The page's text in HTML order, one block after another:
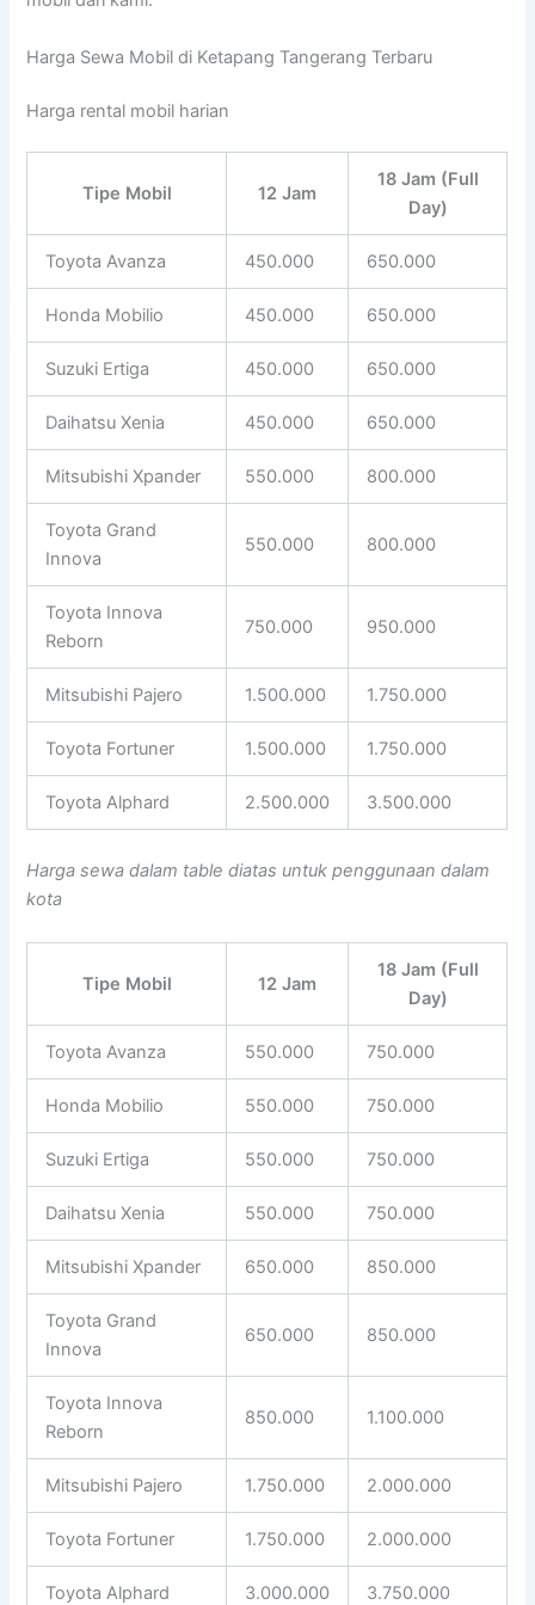
Harga Sewa Mobil di Ketapang Tangerang Terbaru
Harga rental mobil harian
Tipe Mobil 12 Jam
18 Jam (Full
Day)
Toyota Avanza 450.000 650.000
Honda Mobilio 450.000 650.000
Suzuki Ertiga 450.000 650.000
Daihatsu Xenia 450.000 650.000
Mitsubishi Xpander 550.000 800.000
Toyota Grand
Innova
550.000 800.000
Toyota Innova
Reborn
750.000 950.000
Mitsubishi Pajero 1.500.000 1.750.000
Toyota Fortuner 1.500.000 1.750.000
Toyota Alphard 2.500.000 3.500.000
Harga sewa dalam table diatas untuk penggunaan dalam
kota
Tipe Mobil 12 Jam
18 Jam (Full
Day)
Toyota Avanza 550.000 750.000
Honda Mobilio 550.000 750.000
Suzuki Ertiga 550.000 750.000
Daihatsu Xenia 550.000 750.000
Mitsubishi Xpander 650.000 850.000
Toyota Grand
Innova
650.000 850.000
Toyota Innova
Reborn
850.000 1.100.000
Mitsubishi Pajero 1.750.000 2.000.000
Toyota Fortuner 1.750.000 2.000.000
Toyota Alphard 3.000.000 3.750.000